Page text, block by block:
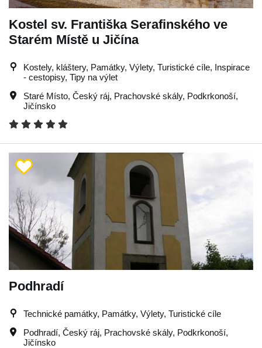
Kostel sv. Františka Serafinského ve
Starém Místě u Jičína
Kostely, kláštery, Památky, Výlety, Turistické cíle, Inspirace
- cestopisy, Tipy na výlet
Staré Místo, Český ráj, Prachovské skály, Podkrkonoší,
Jičínsko
Podhradí
Technické památky, Památky, Výlety, Turistické cíle
Podhradí, Český ráj, Prachovské skály, Podkrkonoší,
Jičínsko